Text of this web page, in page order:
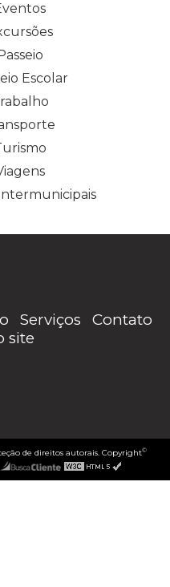
Escolar
Serviços
Contato
site
de direitos autorais. Copyright©